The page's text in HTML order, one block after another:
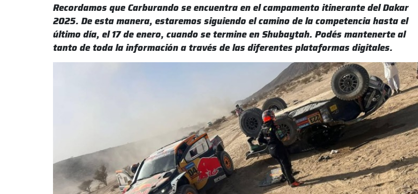
Recordamos que Carburando se encuentra en el campamento itinerante del Dakar
2025. De esta manera, estaremos siguiendo el camino de la competencia hasta el
último día, el 17 de enero, cuando se termine en Shubaytah. Podés mantenerte al
tanto de toda la información a través de las diferentes plataformas digitales.